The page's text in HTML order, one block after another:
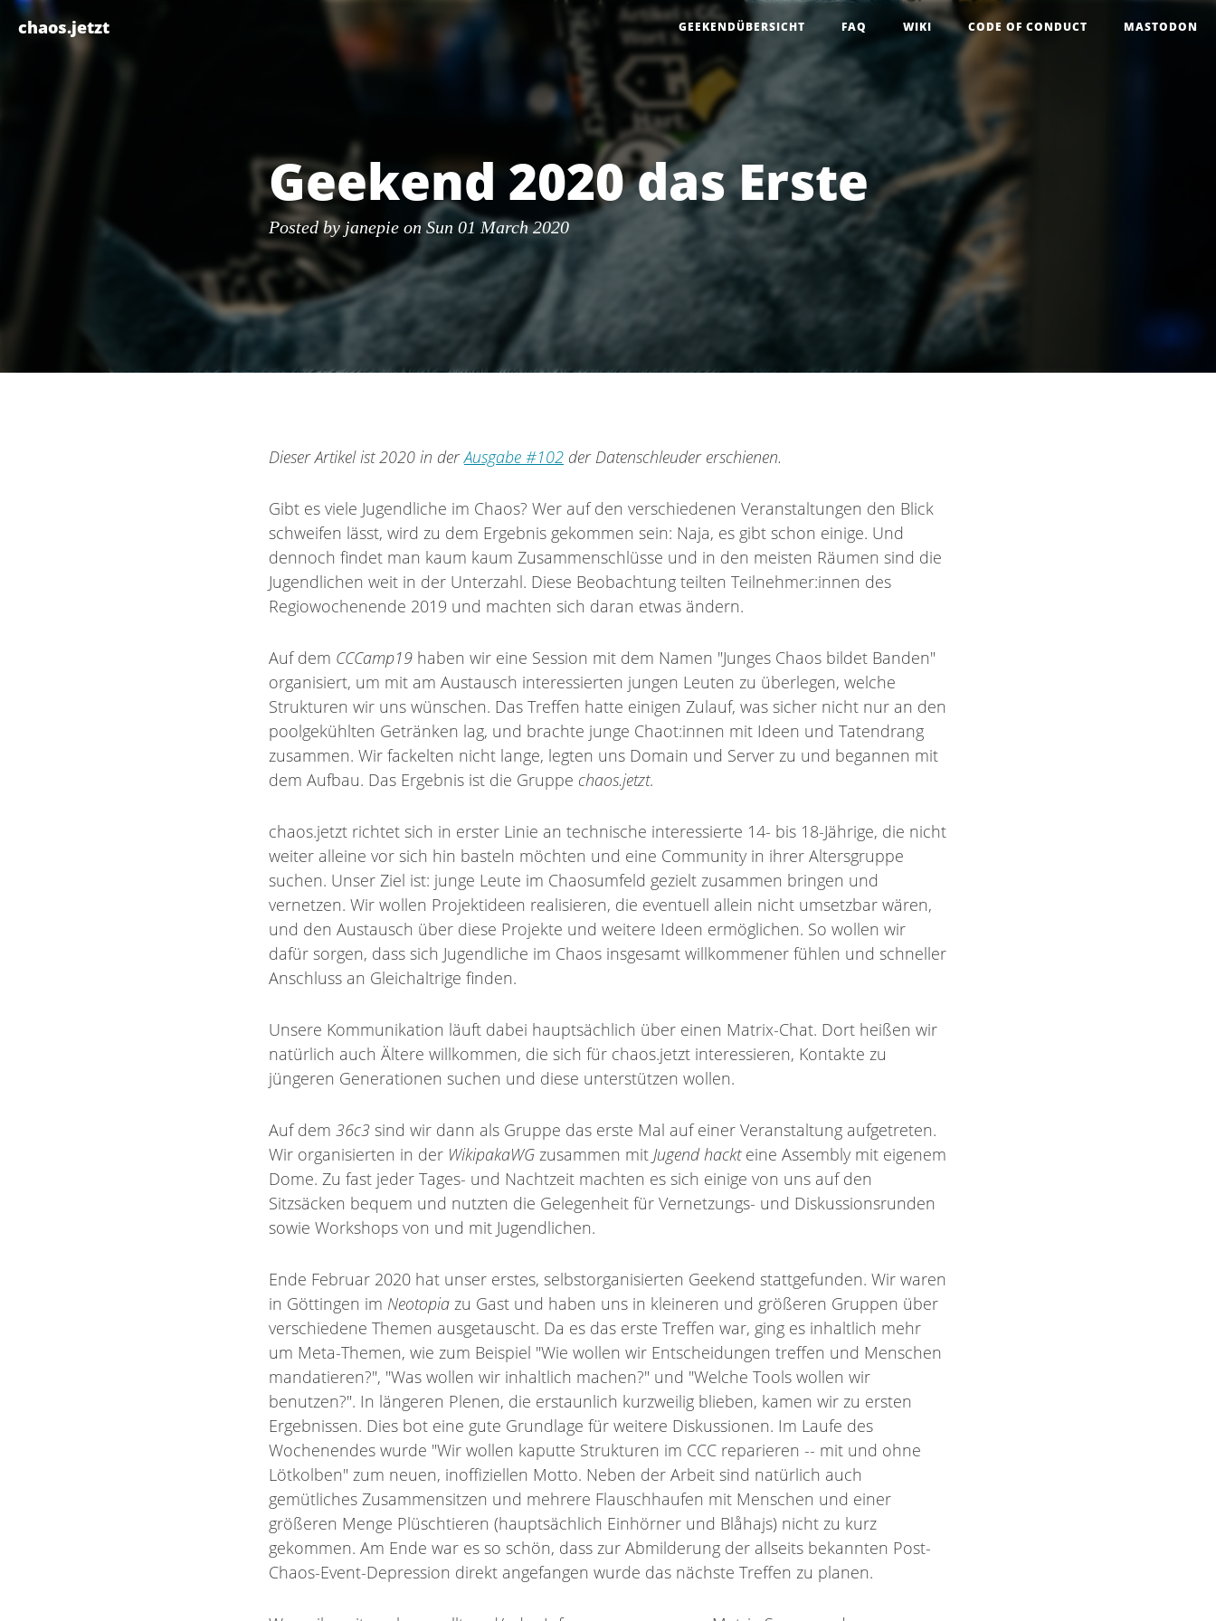
Skip
chaos.jetzt GEEKENDÜBERSICHT FAQ WIKI CODE OF CONDUCT MASTODON
Geekend 2020 das Erste
Posted byjanepie on Sun 01 March 2020
Dieser Artikel ist 2020 in derAusgabe #102 der Datenschleuder erschienen.
Gibt es viele Jugendliche im Chaos? Wer auf den verschiedenen Veranstaltungen den Blick
schweifen lässt, wird zu dem Ergebnis gekommen sein: Naja, es gibt schon einige. Und
dennoch findet man kaum kaum Zusammenschlüsse und in den meisten Räumen sind die
Jugendlichen weit in der Unterzahl. Diese Beobachtung teilten Teilnehmer:innen des
Regiowochenende 2019 und machten sich daran etwas ändern.
Auf dem CCCamp19 haben wir eine Session mit dem Namen "Junges Chaos bildet Banden"
organisiert, um mit am Austausch interessierten jungen Leuten zu überlegen, welche
Strukturen wir uns wünschen. Das Treffen hatte einigen Zulauf, was sicher nicht nur an den
poolgekühlten Getränken lag, und brachte junge Chaot:innen mit Ideen und Tatendrang
zusammen. Wir fackelten nicht lange, legten uns Domain und Server zu und begannen mit
dem Aufbau. Das Ergebnis ist die Gruppe chaos.jetzt.
chaos.jetzt richtet sich in erster Linie an technische interessierte 14- bis 18-Jährige, die nicht
weiter alleine vor sich hin basteln möchten und eine Community in ihrer Altersgruppe
suchen. Unser Ziel ist: junge Leute im Chaosumfeld gezielt zusammen bringen und
vernetzen. Wir wollen Projektideen realisieren, die eventuell allein nicht umsetzbar wären,
und den Austausch über diese Projekte und weitere Ideen ermöglichen. So wollen wir
dafür sorgen, dass sich Jugendliche im Chaos insgesamt willkommener fühlen und schneller
Anschluss an Gleichaltrige finden.
Unsere Kommunikation läuft dabei hauptsächlich über einen Matrix-Chat. Dort heißen wir
natürlich auch Ältere willkommen, die sich für chaos.jetzt interessieren, Kontakte zu
jüngeren Generationen suchen und diese unterstützen wollen.
Auf dem 36c3 sind wir dann als Gruppe das erste Mal auf einer Veranstaltung aufgetreten.
Wir organisierten in der WikipakaWG zusammen mit Jugend hackteine Assembly mit eigenem
Dome. Zu fast jeder Tages- und Nachtzeit machten es sich einige von uns auf den
Sitzsäcken bequem und nutzten die Gelegenheit für Vernetzungs- und Diskussionsrunden
sowie Workshops von und mit Jugendlichen.
Ende Februar 2020 hat unser erstes, selbstorganisierten Geekend stattgefunden. Wir waren
in Göttingen im Neotopia zu Gast und haben uns in kleineren und größeren Gruppen über
verschiedene Themen ausgetauscht. Da es das erste Treffen war, ging es inhaltlich mehr
um Meta-Themen, wie zum Beispiel "Wie wollen wir Entscheidungen treffen und Menschen
mandatieren?", "Was wollen wir inhaltlich machen?" und "Welche Tools wollen wir
benutzen?". In längeren Plenen, die erstaunlich kurzweilig blieben, kamen wir zu ersten
Ergebnissen. Dies bot eine gute Grundlage für weitere Diskussionen. Im Laufe des
Wochenendes wurde "Wir wollen kaputte Strukturen im CCC reparieren -- mit und ohne
Lötkolben" zum neuen, inoffiziellen Motto. Neben der Arbeit sind natürlich auch
gemütliches Zusammensitzen und mehrere Flauschhaufen mit Menschen und einer
größeren Menge Plüschtieren (hauptsächlich Einhörner und Blåhajs) nicht zu kurz
gekommen. Am Ende war es so schön, dass zur Abmilderung der allseits bekannten Post-
Chaos-Event-Depression direkt angefangen wurde das nächste Treffen zu planen.